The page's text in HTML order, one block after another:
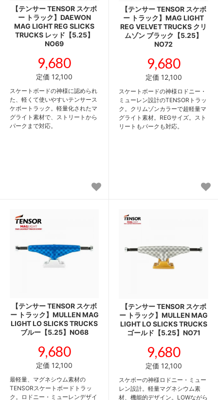
【テンサー TENSOR スケボ
ー トラック】DAEWON
MAG LIGHT REG SLICKS
TRUCKS レッド【5.25】
NO69
9,680
定価 12,100
スケートボードの神様に認められ
た、軽くて使いやすいテンサース
ケボートラック。軽量化されたマ
グライト素材で、ストリートから
パークまで対応。
【テンサー TENSOR スケボ
ー トラック】MAG LIGHT
REG VELVET TRUCKS クリ
ムゾン ブラック【5.25】
NO72
9,680
定価 12,100
スケートボードの神様ロドニー・
ミューレン設計のTENSORトラッ
ク。クリムゾンカラーで超軽量マ
グライト素材。REGサイズ。スト
リートもパークも対応。
【テンサー TENSOR スケボ
ー トラック】MULLEN MAG
LIGHT LO SLICKS TRUCKS
ブルー【5.25】NO68
9,680
定価 12,100
最軽量、マグネシウム素材の
TENSORスケートボードトラッ
ク。ロドニー・ミューレンデザイ
【テンサー TENSOR スケボ
ー トラック】MULLEN MAG
LIGHT LO SLICKS TRUCKS
ゴールド【5.25】NO71
9,680
定価 12,100
スケボーの神様ロドニー・ミュー
レン設計。軽量マグネシウム素
材、機能的デザイン。LOWながら